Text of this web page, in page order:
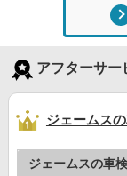
アフターサー
ジェームス
ジェームスの車